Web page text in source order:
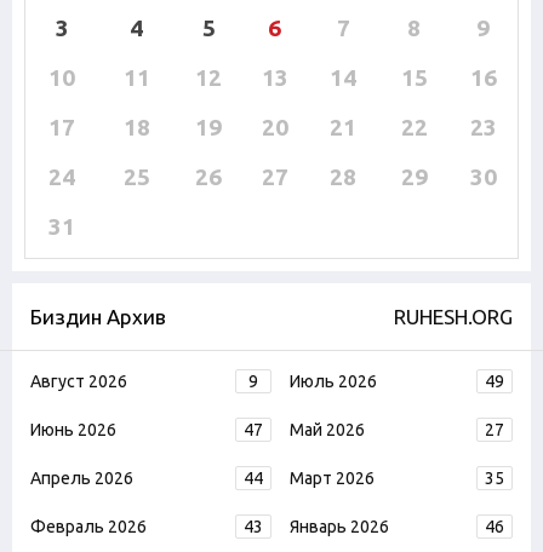
3
4 5 6 7 8
9
10
11 12 13 14 15
16
17
18 19 20 21 22
23
24
25 26 27 28 29
30
31
Биздин Архив RUHESH.ORG
Август 2026 9 Июль 2026 49
Июнь 2026 47 Май 2026 27
Апрель 2026 44 Март 2026 35
Февраль 2026 43 Январь 2026 46